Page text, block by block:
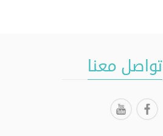
تواصل معنا